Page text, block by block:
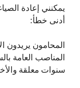
يمكنني إعادة
أدنى خطأ:
المحامون
المناصب العامة
سنوات معلقة